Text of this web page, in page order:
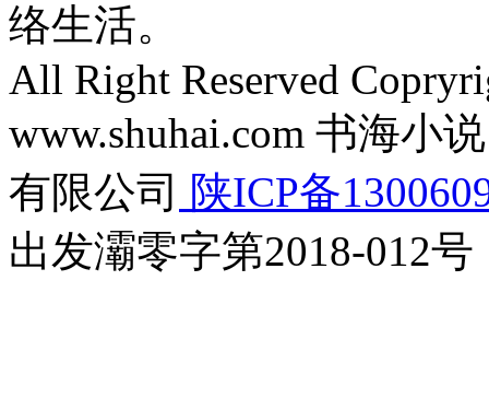
络生活。
All Right Reserved
www.shuhai.com 书海小
有限公司 陕ICP备
出发灞零字第2018-012号